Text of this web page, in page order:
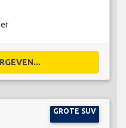
GROTE SUV